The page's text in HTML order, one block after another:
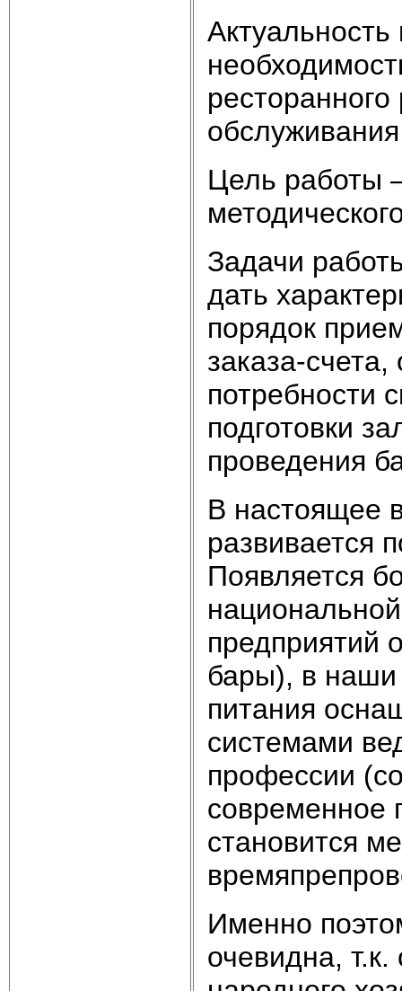
Цель работы
Задачи
дать
порядок
заказа-
потребности
подготовки
проведения
В настоящее
развивается
Появляется
предприятий
бары), в наши
питания
системами
профессии
современное
становится
Именно
очевидна,